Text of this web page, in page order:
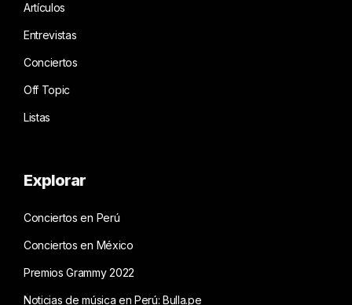
Artículos
Entrevistas
Conciertos
Off Topic
Listas
Explorar
Conciertos en Perú
Conciertos en México
Premios Grammy 2022
Noticias de música en Perú: Bulla.pe